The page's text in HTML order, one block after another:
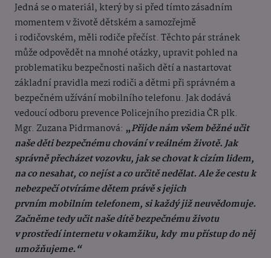
Jedná se o materiál, který by si před tímto zásadním
momentem v životě dětském a samozřejmě
i rodičovském, měli rodiče přečíst. Těchto pár stránek
může odpovědět na mnohé otázky, upravit pohled na
problematiku bezpečnosti našich dětí a nastartovat
základní pravidla mezi rodiči a dětmi při správném a
bezpečném užívání mobilního telefonu. Jak dodává
vedoucí odboru prevence Policejního prezidia ČR plk.
Mgr. Zuzana Pidrmanová: „Přijde nám všem běžné učit
naše děti bezpečnému chování v reálném životě. Jak
správně přecházet vozovku, jak se chovat k cizím lidem,
na co nesahat, co nejíst a co určitě nedělat. Ale že cestu k
nebezpečí otvíráme dětem právě s jejich
prvním mobilním telefonem, si každý již neuvědomuje.
Začněme tedy učit naše dítě bezpečnému životu
v prostředí internetu v okamžiku, kdy mu přístup do něj
umožňujeme.“